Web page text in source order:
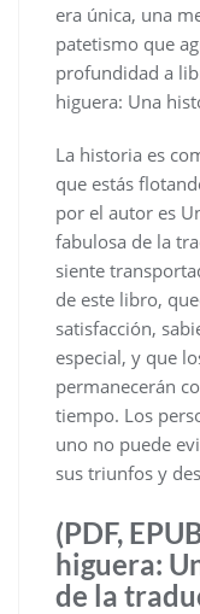
era única, una
patetismo que
profundidad a
higuera: Una
La historia es
que estás
por el autor es
fabulosa de la
siente
de este libro,
satisfacción,
especial, y que
permanecerán
tiempo. Los
uno no puede
sus triunfos y
(PDF,
higuera:
de la